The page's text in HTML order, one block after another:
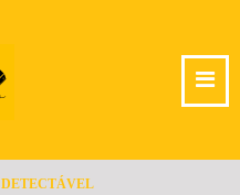
DETECTÁVEL